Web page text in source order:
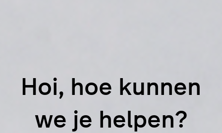
Hoi, hoe kunnen
we je helpen?